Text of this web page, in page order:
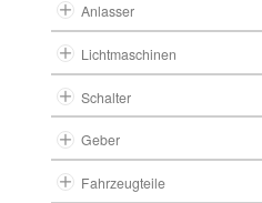
Anlasser
Lichtmaschinen
Schalter
Geber
Fahrzeugteile